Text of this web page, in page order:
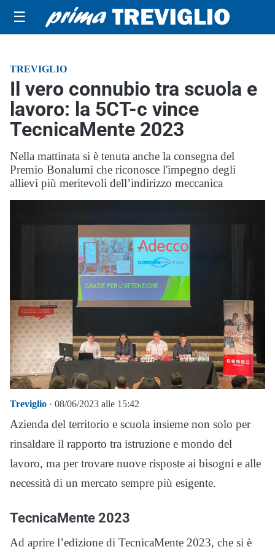
☰
TREVIGLIO
Il vero connubio tra scuola e
lavoro: la 5CT-c vince
TecnicaMente 2023
Nella mattinata si è tenuta anche la consegna del
Premio Bonalumi che riconosce l'impegno degli
allievi più meritevoli dell’indirizzo meccanica
Treviglio · 08/06/2023 alle 15:42
Azienda del territorio e scuola insieme non solo per
rinsaldare il rapporto tra istruzione e mondo del
lavoro, ma per trovare nuove risposte ai bisogni e alle
necessità di un mercato sempre più esigente.
TecnicaMente 2023
Ad aprire l’edizione di TecnicaMente 2023, che si è